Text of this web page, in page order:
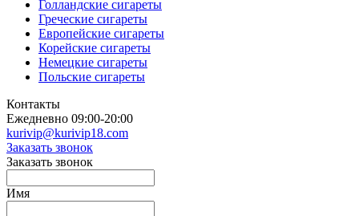
Голландские сигареты
Греческие сигареты
Европейские сигареты
Корейские сигареты
Немецкие сигареты
Польские сигареты
Контакты
Ежедневно 09:00-20:00
kurivip@kurivip18.com
Заказать звонок
Заказать звонок
Имя